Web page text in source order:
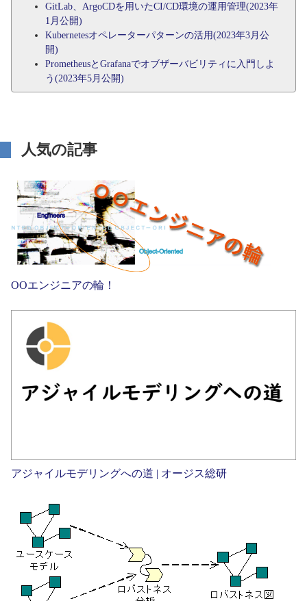
GitLab、ArgoCDを用いたCI/CD環境の運用管理(2023年
1月公開)
Kubernetesオペレーターパターンの活用(2023年3月公
開)
PrometheusとGrafanaでオブザーバビリティに入門しよ
う(2023年5月公開)
人気の記事
OOエンジニアの輪！
アジャイルモデリングへの道 | オージス総研